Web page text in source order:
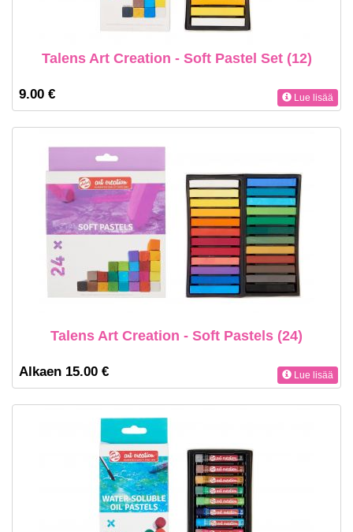
Talens Art Creation - Soft Pastel Set (12)
9.00 € Lue lisää
Talens Art Creation - Soft Pastels (24)
Alkaen 15.00 € Lue lisää